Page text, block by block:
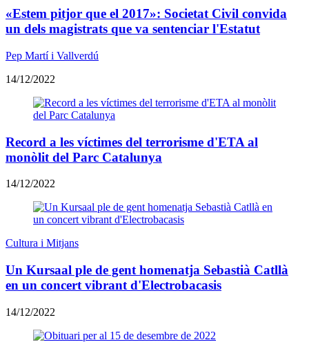
«Estem pitjor que el 2017»: Societat Civil convida
un dels magistrats que va sentenciar l'Estatut
Pep Martí i Vallverdú
14/12/2022
Record a les víctimes del terrorisme d'ETA al
monòlit del Parc Catalunya
14/12/2022
Cultura i Mitjans
Un Kursaal ple de gent homenatja Sebastià Catllà
en un concert vibrant d'Electrobacasis
14/12/2022